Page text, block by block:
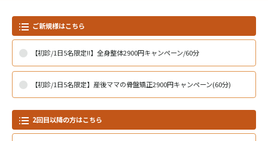
ご新規様はこちら
【初診/1日5名限定!!】全身整体2900円キャンペーン/60分
【初診/1日5名限定】産後ママの骨盤矯正2900円キャンペーン(60分)
2回目以降の方はこちら